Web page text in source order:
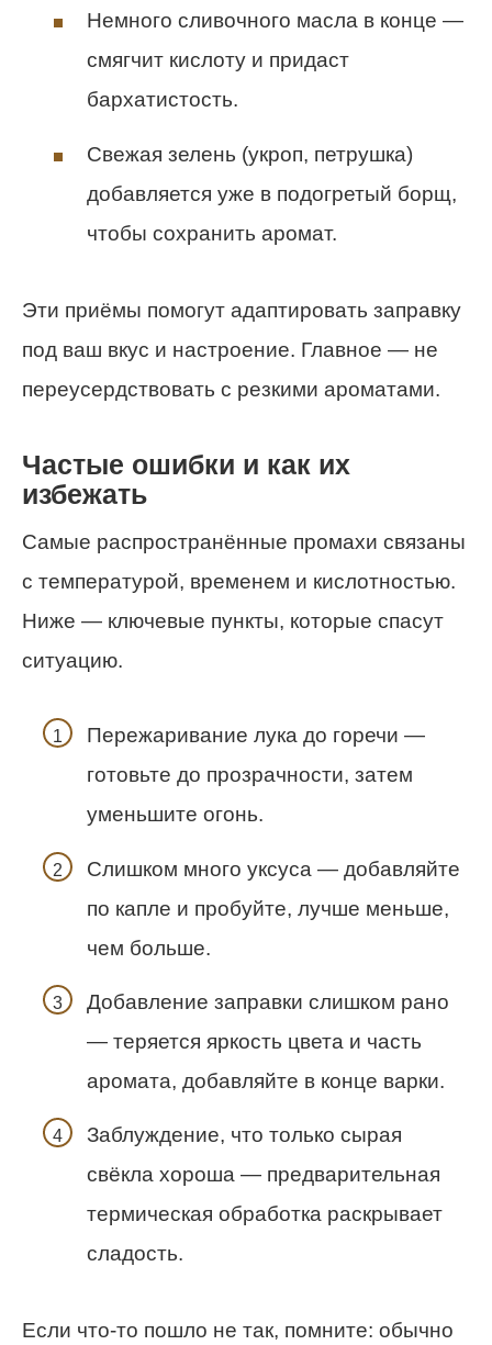
Немного сливочного масла в конце —
смягчит кислоту и придаст
бархатистость.
Свежая зелень (укроп, петрушка)
добавляется уже в подогретый борщ,
чтобы сохранить аромат.
Эти приёмы помогут адаптировать заправку
под ваш вкус и настроение. Главное — не
переусердствовать с резкими ароматами.
Частые ошибки и как их
избежать
Самые распространённые промахи связаны
с температурой, временем и кислотностью.
Ниже — ключевые пункты, которые спасут
ситуацию.
Пережаривание лука до горечи —
готовьте до прозрачности, затем
уменьшите огонь.
Слишком много уксуса — добавляйте
по капле и пробуйте, лучше меньше,
чем больше.
Добавление заправки слишком рано
— теряется яркость цвета и часть
аромата, добавляйте в конце варки.
Заблуждение, что только сырая
свёкла хороша — предварительная
термическая обработка раскрывает
сладость.
Если что-то пошло не так, помните: обычно